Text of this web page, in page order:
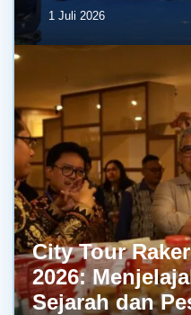
1 Juli 2026
City Tour
2026:
Sejarah dan